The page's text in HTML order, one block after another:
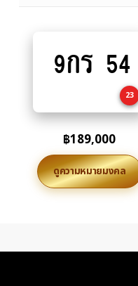
to
9กร 54
23
฿189,000
ดูความหมายมงคล